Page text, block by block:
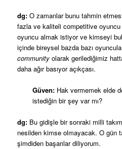
dg: O zamanlar bunu tahmin
fazla ve kaliteli competitive oyuncu
oyuncu almak istiyor ve kimseyi
içinde bireysel bazda bazı
community olarak gerilediğimiz
daha ağır basıyor açıkçası.
Güven: Hak vermemek elde
istediğin bir şey var mı?
dg: Bu gidişle bir sonraki milli
nesilden kimse olmayacak. O gün
şimdiden başarılar diliyorum.